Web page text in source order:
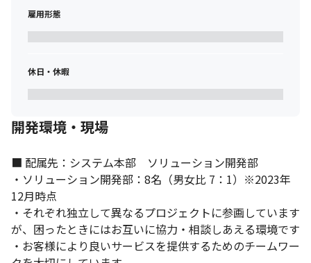
雇用形態
休日・休暇
開発環境・現場
■ 配属先：システム本部　ソリューション開発部
・ソリューション開発部：8名（男女比 7：1）※2023年
12月時点
・それぞれ独立して異なるプロジェクトに参画しています
が、困ったときにはお互いに協力・相談しあえる環境です
・お客様により良いサービスを提供するためのチームワー